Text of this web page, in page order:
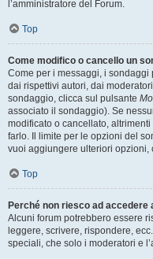
l’amministratore del Forum.
Top
Come modifico o cancello un
Come per i messaggi, i
dai rispettivi autori, dai
sondaggio, clicca sul pulsante
associato il sondaggio). Se
modificato o cancellato,
farlo. Il limite per le opzioni del
vuoi aggiungere ulteriori opzioni,
Top
Perché non riesco ad accedere
Alcuni forum potrebbero essere
leggere, scrivere, rispondere,
speciali, che solo i moderatori e